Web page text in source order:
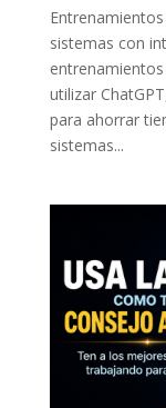
sistemas con
utilizar
para ahorrar
sistemas...